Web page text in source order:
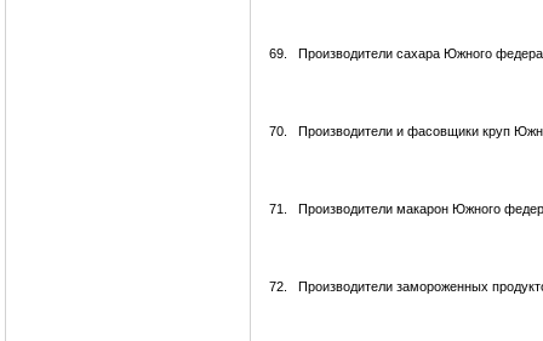
69. Производители сахара Южного
70. Производители и фасовщики круп
71. Производители макарон Южного
72. Производители замороженных